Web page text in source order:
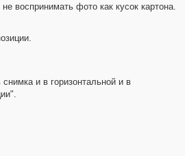
воспринимать фото как кусок картона.
и в горизонтальной и в